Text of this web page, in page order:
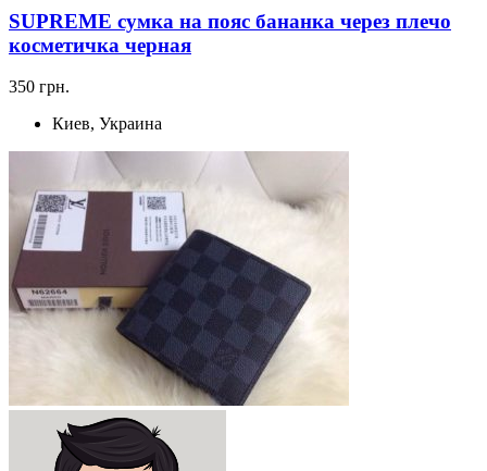
SUPREME сумка на пояс бананка через плечо
косметичка черная
350 грн.
Киев, Украина